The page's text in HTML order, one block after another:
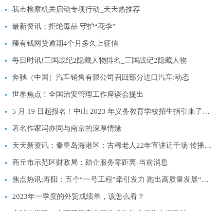
我市检察机关启动专项行动_天天热推荐
最新资讯：拒绝毒品 守护“花季”
臻有钱网贷逾期4个月多久上征信
每日时讯!三国战纪2隐藏人物排名_三国战记2隐藏人物
奔驰（中国）汽车销售有限公司召回部分进口汽车:动态
世界焦点！全国治安管理工作座谈会提出
5 月 19 日起报名！中山 2023 年义务教育学校招生指引来了！|看点
著名作家冯亦同与南京的深厚情缘
天天新资讯：秦皇岛海港区：古稀老人22年宣讲近千场 传播党的好声音
商丘市示范区财政局：助企服务零距离-当前消息
焦点热讯:寿阳：五个“一号工程”牵引发力 跑出高质量发展“加速度”
2023年一季度的外贸成绩单，该怎么看？